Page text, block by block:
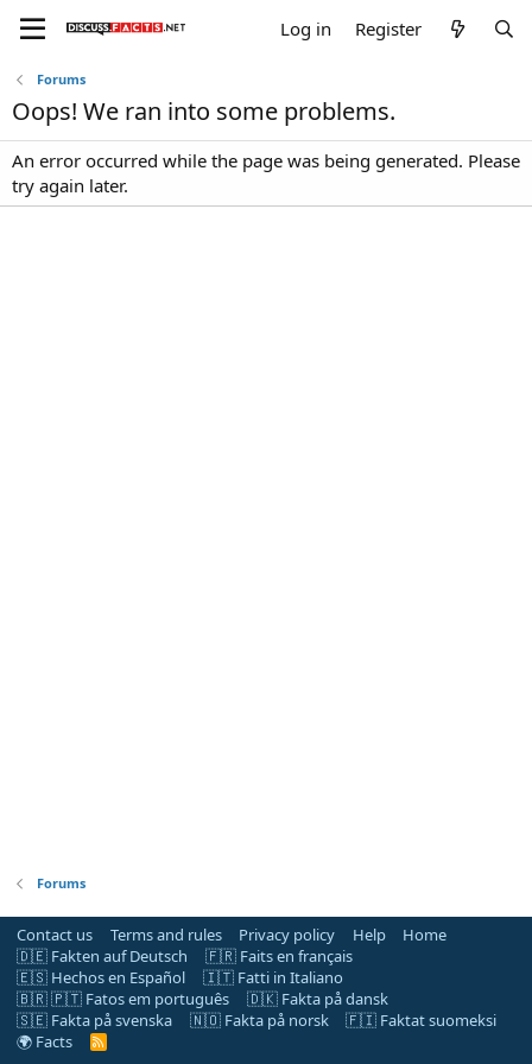
Log in Register
Forums
Oops! We ran into some problems.
An error occurred while the page was being generated. Please
try again later.
Forums
Contact us Terms and rules Privacy policy Help
Home
🇩🇪 Fakten auf Deutsch
🇫🇷 Faits en français
🇪🇸 Hechos en Español
🇮🇹 Fatti in Italiano
🇧🇷 🇵🇹 Fatos em português
🇩🇰 Fakta på dansk
🇸🇪 Fakta på svenska
🇳🇴 Fakta på norsk
🇫🇮 Faktat suomeksi
🌍 Facts
R